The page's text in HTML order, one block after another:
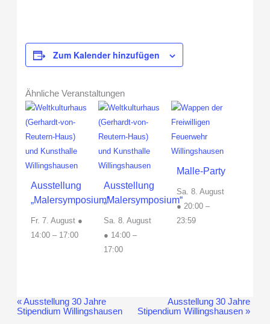
Zum Kalender hinzufügen
Ähnliche Veranstaltungen
Ausstellung
„Malersymposium“
Fr. 7. August ●
14:00– 17:00
Ausstellung
„Malersymposium“
Sa. 8. August
● 14:00–
17:00
Malle-Party
Sa. 8. August
● 20:00 –
23:59
Veranstaltung-
Navigation
«Ausstellung 30 Jahre
Stipendium Willingshausen
Ausstellung 30 Jahre
Stipendium Willingshausen»